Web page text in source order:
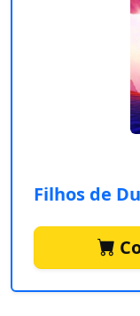
Filhos de